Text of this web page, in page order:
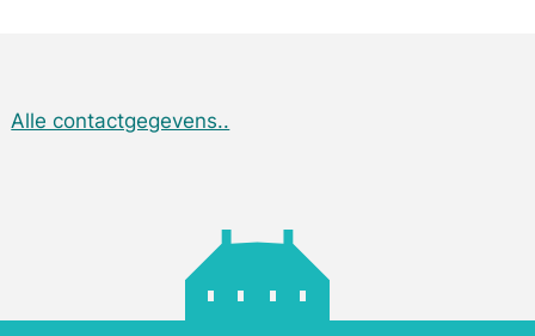
Alle contactgegevens..